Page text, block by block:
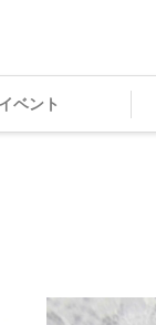
イベント